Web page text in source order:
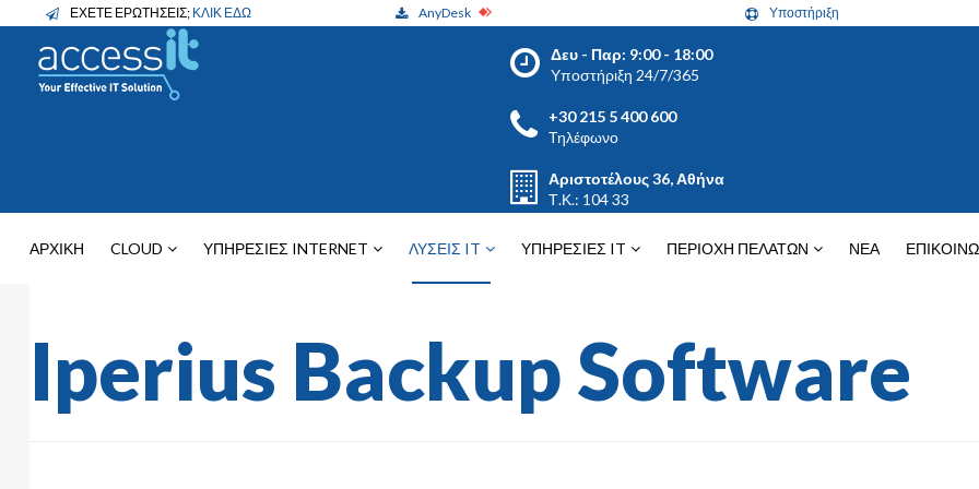
ΕΧΕΤΕ ΕΡΩΤΗΣΕΙΣ; ΚΛΙΚ ΕΔΩ AnyDesk Υποστήριξη
Δευ - Παρ: 9:00 - 18:00
Υποστήριξη 24/7/365
+30 215 5 400 600
Τηλέφωνο
Αριστοτέλους 36, Αθήνα
Τ.Κ.: 104 33
ΑΡΧΙΚΗ CLOUD ΥΠΗΡΕΣΙΕΣ INTERNET ΛΥΣΕΙΣ IT ΥΠΗΡΕΣΙΕΣ IT ΠΕΡΙΟΧΗ ΠΕΛΑΤΩΝ ΝΕΑ
Iperius Backup Software